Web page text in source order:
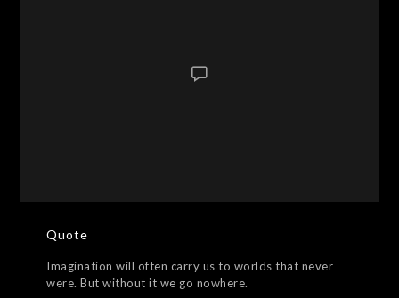
Quote
Imagination will often carry us to worlds that never
were. But without it we go nowhere.